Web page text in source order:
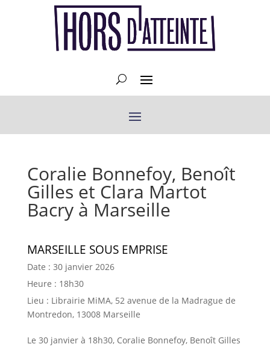
Coralie Bonnefoy, Benoît
Gilles et Clara Martot
Bacry à Marseille
MAR­SEILLE SOUS EMPRISE
Date : 30 jan­vi­er 2026
Heure : 18h30
Lieu : Librairie MiMA, 52 avenue de la Madrague de
Mon­tre­don, 13008 Mar­seille
Le 30 jan­vi­er à 18h30, Coralie Bon­nefoy, Benoît Gilles